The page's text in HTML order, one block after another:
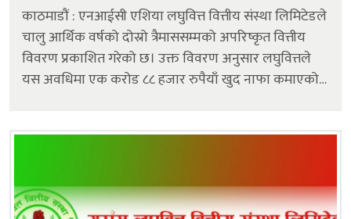
काठमाडौं : एनआईसी एशिया लघुवित्त वित्तीय संस्था लिमिटेडले
चालु आर्थिक वर्षको दोस्रो त्रैमाससम्मको अपरिष्कृत वित्तीय
विवरण प्रकाशित गरेको छ। उक्त विवरण अनुसार लघुवित्तले
यस अवधिमा एक करोड ८८ हजार रुपैयाँ खुद नाफा कमाएको